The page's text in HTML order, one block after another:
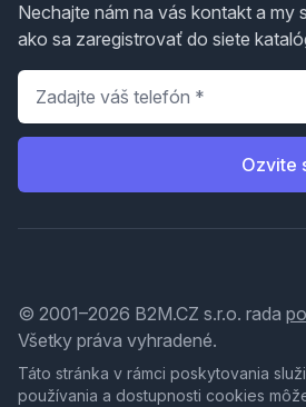
Nechajte nám na vás kontakt a my
ako sa zaregistrovať do siete
Telefón
Ozvite
© 2001–2026 B2M.CZ s.r.o. rada
Všetky práva vyhradené.
Táto stránka v rámci poskytovania
používania a dostupnosti cookies